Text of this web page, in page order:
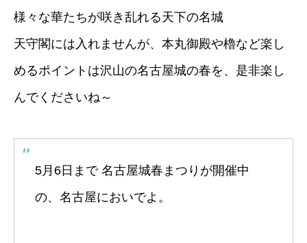
様々な華たちが咲き乱れる天下の名城
天守閣には入れませんが、本丸御殿や櫓など楽し
めるポイントは沢山の名古屋城の春を、是非楽し
んでくださいね～
5月6日まで 名古屋城春まつりが開催中
の、名古屋においでよ。